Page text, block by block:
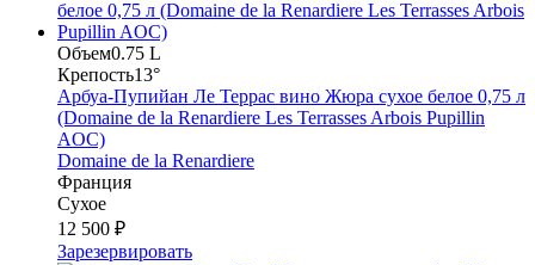
Объем0.75 L
Крепость13°
Арбуа-Пупийан Ле Террас вино Жюра сухое белое 0,75 л
(Domaine de la Renardiere Les Terrasses Arbois Pupillin
AOC)
Domaine de la Renardiere
Франция
Сухое
12 500 ₽
Зарезервировать